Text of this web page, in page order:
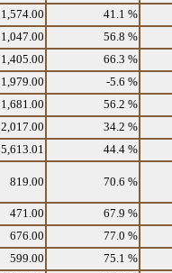
1,574.00 41.1 %
1,047.00 56.8 %
1,405.00 66.3 %
1,979.00 -5.6 %
1,681.00 56.2 %
2,017.00 34.2 %
5,613.01 44.4 %
819.00 70.6 %
471.00 67.9 %
676.00 77.0 %
599.00 75.1 %